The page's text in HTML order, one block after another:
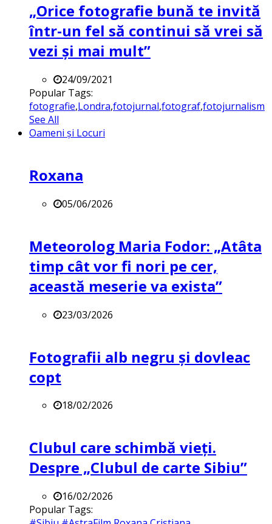
„Orice fotografie bună te invită
într-un fel să continui să vrei să
vezi și mai mult”
24/09/2021
Popular Tags:
fotografie,Londra,fotojurnal,fotograf,fotojurnalism
See All
Oameni și Locuri
Roxana
05/06/2026
Meteorolog Maria Fodor: „Atâta
timp cât vor fi nori pe cer,
această meserie va exista”
23/03/2026
Fotografii alb negru și dovleac
copt
18/02/2026
Clubul care schimbă vieți.
Despre „Clubul de carte Sibiu”
16/02/2026
Popular Tags: